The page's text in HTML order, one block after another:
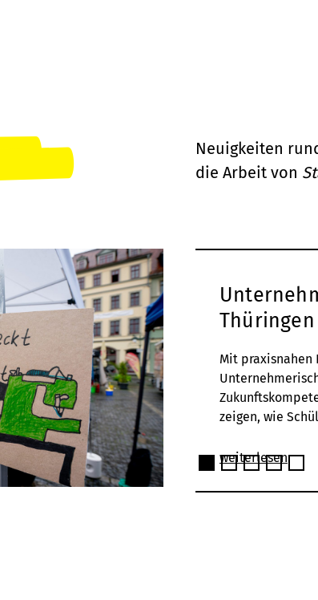
Neuigkeiten
die Arbeit von
Thüringen
Mit praxisnahen
zeigen, wie
weiterlesen